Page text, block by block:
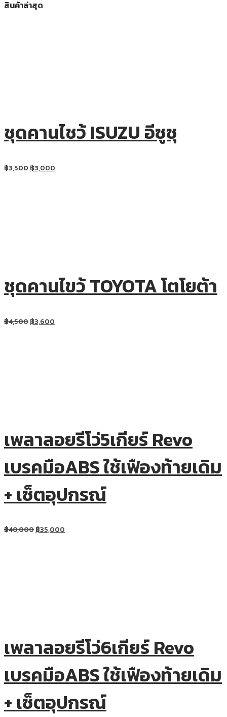
สินค้าล่าสุด
ชุดคานไชว้ ISUZU อีซูซุ
฿3,500฿3,000
ชุดคานไขว้ TOYOTA โตโยต้า
฿4,500฿3,600
เพลาลอยรีโว่5เกียร์ Revo
เบรคมือABS ใช้เฟืองท้ายเดิม
+ เซ็ตอุปกรณ์
฿40,000฿35,000
เพลาลอยรีโว่6เกียร์ Revo
เบรคมือABS ใช้เฟืองท้ายเดิม
+ เซ็ตอุปกรณ์